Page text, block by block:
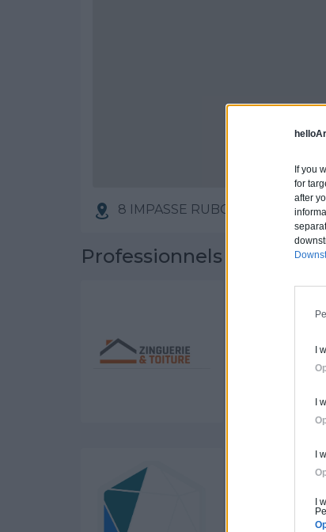
If you
for
after
I
I
I
I
8 IMPASSE RUBOENN, 22300
Professionnels
Pas
Labels